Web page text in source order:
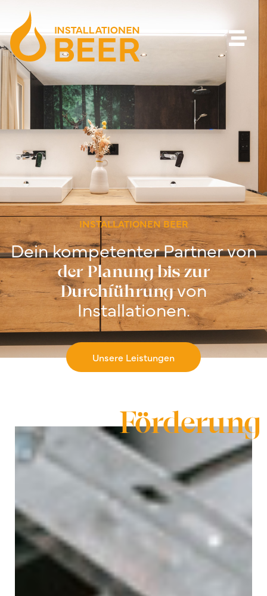
INSTALLATIONEN BEER
Dein kompetenter Partner von
der Planung bis zur
Durchführungvon
Installationen.
Unsere Leistungen
Förderung